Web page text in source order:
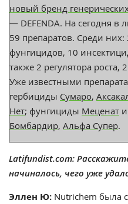
новый бренд
— DEFENDA. На сегодня в
59 препаратов. Среди
фунгицидов, 10
также 2 регулятора роста,
Уже известными
гербициды Сумаро,
Нет; фунгициды Меценат и
Бомбардир, Альфа Супер.
Latifundist.com:
начиналось, чего уже
Эллен Ю: Nutrichem была